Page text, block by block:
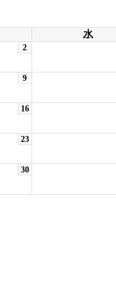
水
2
9
16
23
30